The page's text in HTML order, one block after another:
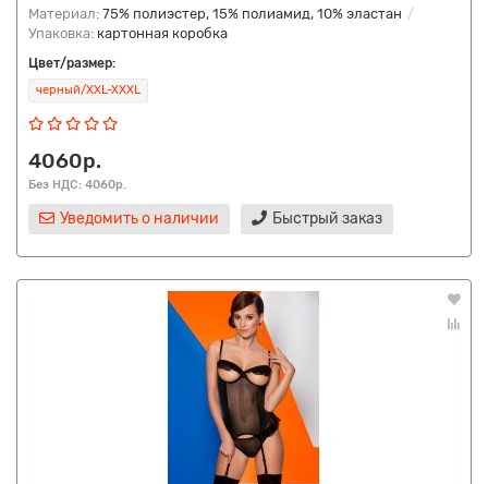
Материал: 75% полиэстер, 15% полиамид, 10% эластан
Упаковка: картонная коробка
Цвет/размер:
черный/XXL-XXXL
4060р.
Без НДС: 4060р.
Уведомить о наличии Быстрый заказ